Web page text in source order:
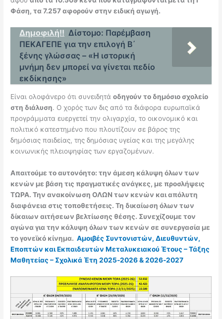
Φάση, τα 7.257 αφορούν στην ειδική αγωγή.
Δημοφιλή!! Δίστομο: Παρέμβαση
ΠΕΚΑΓΕΠΕ για την επιλογή Β΄
ξένης γλώσσας – «Η ιστορική
μνήμη δεν μπορεί να γίνεται πεδίο
εκδίκησης»
Είναι ολοφάνερο ότι συνειδητάοδηγούν το δημόσιο σχολείο
στη διάλυση. Ο χορός των δις από τα διάφορα ευρωπαϊκά
προγράμματα ευεργετεί την ολιγαρχία, το οικονομικό και
πολιτικό κατεστημένο που πλουτίζουν σε βάρος της
δημόσιας παιδείας, της δημόσιας υγείας και της μεγάλης
κοινωνικής πλειοψηφίας των εργαζομένων.
Απαιτούμε το αυτονόητο: την άμεση κάλυψη όλων των
κενών με βάση τις πραγματικές ανάγκες, με προσλήψεις
ΤΩΡΑ. Την ανακοίνωση ΟΛΩΝ των κενών και απόλυτη
διαφάνεια στις τοποθετήσεις. Τη δικαίωση όλων των
δίκαιων αιτήσεων βελτίωσης θέσης. Συνεχίζουμε τον
αγώνα για την κάλυψη όλων των κενών σε συνεργασία με
το γονεϊκό κίνημα.Αμοιβές Συντονιστών, Διευθυντών,
Εποπτών και Εκπαιδευτών Μεταλυκειακού Έτους – Τάξης
Μαθητείας – Σχολικά Έτη 2025‑2026 & 2026‑2027